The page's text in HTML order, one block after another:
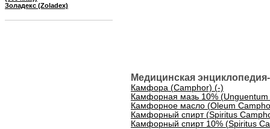
Золадекс (Zoladex)
Медицинская
Камфора (Camphor) (-)
Камфорная мазь 10%
Камфорное масло (Oleum
Камфорный спирт (Spiritus
Камфорный спирт 10% (Spiritus